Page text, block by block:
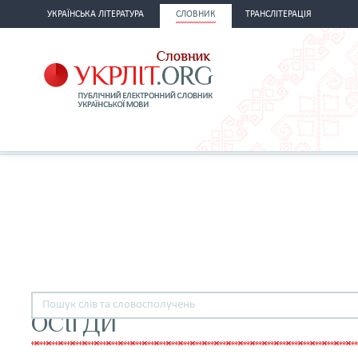
УКРАЇНСЬКА ЛІТЕРАТУРА СЛОВНИК ТРАНСЛІТЕРАЦІЯ
ОСІГДИ